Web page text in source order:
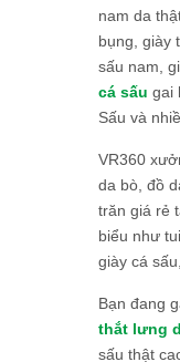
nam da
bụng, giày
sấu nam,
cá sấu gai
Sấu và
VR360
da bò, đồ
trăn giá rẻ
biểu như
giày cá
Bạn đang
thắt lưng
sấu thật